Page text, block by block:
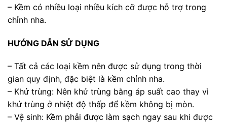
– Kềm có nhiều loại nhiều kích cỡ được hỗ trợ trong
chỉnh nha.
HƯỚNG DẪN SỬ DỤNG
– Tất cả các loại kềm nên được sử dụng trong thời
gian quy định, đặc biệt là kềm chỉnh nha.
– Khử trùng: Nên khử trùng bằng áp suất cao thay vì
khử trùng ở nhiệt độ thấp để kềm không bị mòn.
– Vệ sinh: Kềm phải được làm sạch ngay sau khi được